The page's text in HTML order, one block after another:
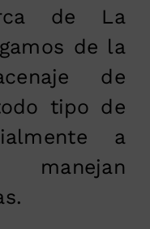
de La
de la
de
tipo de
a